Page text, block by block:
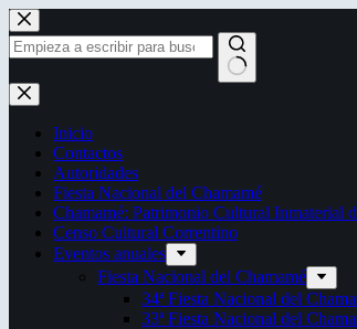
Saltar
al
contenido
Sin
resultados
Inicio
Contactos
Autoridades
Fiesta Nacional del Chamamé
Chamamé: Patrimonio Cultural Inmaterial
Censo Cultural Correntino
Eventos anuales
Fiesta Nacional del Chamamé
34ª Fiesta Nacional del
33ª Fiesta Nacional del